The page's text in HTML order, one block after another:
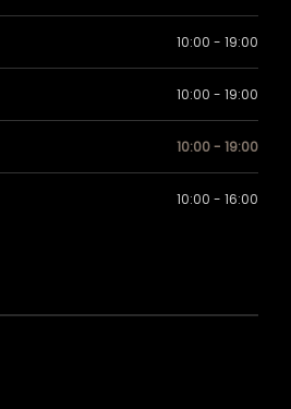
10:00 - 19:00
10:00 - 19:00
10:00 - 19:00
10:00 - 16:00